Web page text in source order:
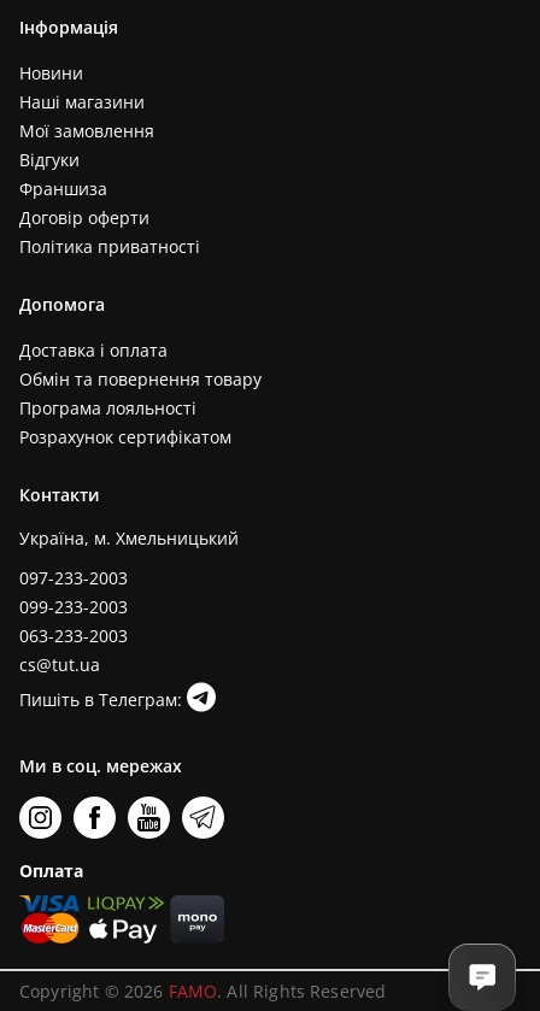
Інформація
Новини
Наші магазини
Мої замовлення
Відгуки
Франшиза
Договір оферти
Політика приватності
Допомога
Доставка і оплата
Обмін та повернення товару
Програма лояльності
Розрахунок сертифікатом
Контакти
Україна, м. Хмельницький
097-233-2003
099-233-2003
063-233-2003
cs@tut.ua
Пишіть в Телеграм:
Ми в соц. мережах
Оплата
Copyright © 2026 FAMO. All Rights Reserved